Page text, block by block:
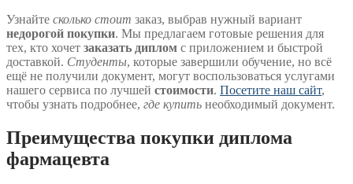
Узнайте сколько стоит заказ, выбрав нужный вариант
недорогой покупки. Мы предлагаем готовые решения для
тех, кто хочет заказать диплом с приложением и быстрой
доставкой. Студенты, которые завершили обучение, но всё
ещё не получили документ, могут воспользоваться услугами
нашего сервиса по лучшей стоимости. Посетите наш сайт,
чтобы узнать подробнее, где купить необходимый документ.
Преимущества покупки диплома
фармацевта